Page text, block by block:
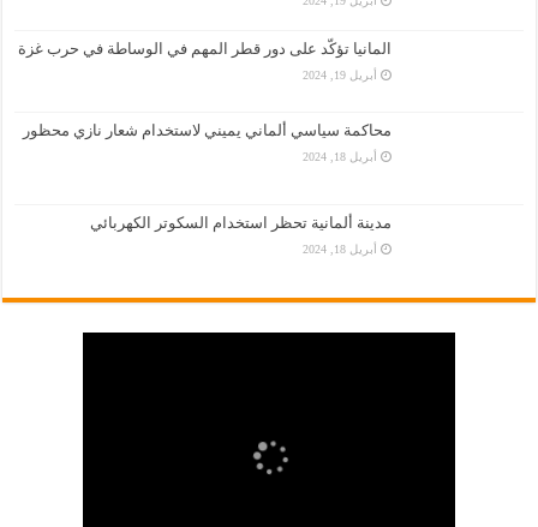
المانيا تؤكّد على دور قطر المهم في الوساطة في حرب غزة
أبريل 19, 2024
محاكمة سياسي ألماني يميني لاستخدام شعار نازي محظور
أبريل 18, 2024
مدينة ألمانية تحظر استخدام السكوتر الكهربائي
أبريل 18, 2024